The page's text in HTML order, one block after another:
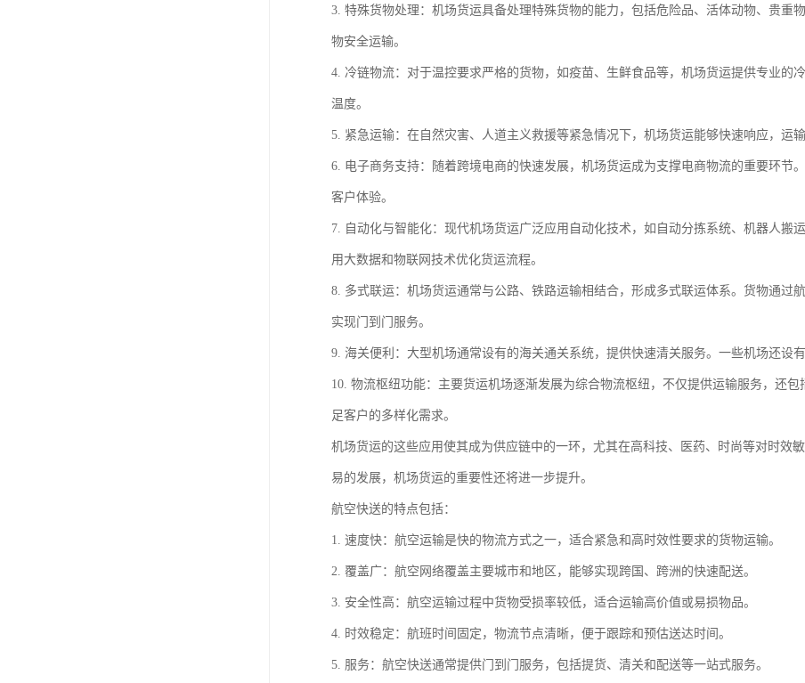
3. 特殊货物处理：机场货运具备处理特殊货物的能力，包括危险品、活体动物、贵重
物安全运输。
4. 冷链物流：对于温控要求严格的货物，如疫苗、生鲜食品等，机场货运提供专业的
温度。
5. 紧急运输：在自然灾害、人道主义救援等紧急情况下，机场货运能够快速响应，运
6. 电子商务支持：随着跨境电商的快速发展，机场货运成为支撑电商物流的重要环节
客户体验。
7. 自动化与智能化：现代机场货运广泛应用自动化技术，如自动分拣系统、机器人搬
用大数据和物联网技术优化货运流程。
8. 多式联运：机场货运通常与公路、铁路运输相结合，形成多式联运体系。货物通过
实现门到门服务。
9. 海关便利：大型机场通常设有的海关通关系统，提供快速清关服务。一些机场还设
10. 物流枢纽功能：主要货运机场逐渐发展为综合物流枢纽，不仅提供运输服务，还
足客户的多样化需求。
机场货运的这些应用使其成为供应链中的一环，尤其在高科技、医药、时尚等对时效
易的发展，机场货运的重要性还将进一步提升。
航空快送的特点包括：
1. 速度快：航空运输是快的物流方式之一，适合紧急和高时效性要求的货物运输。
2. 覆盖广：航空网络覆盖主要城市和地区，能够实现跨国、跨洲的快速配送。
3. 安全性高：航空运输过程中货物受损率较低，适合运输高价值或易损物品。
4. 时效稳定：航班时间固定，物流节点清晰，便于跟踪和预估送达时间。
5. 服务：航空快送通常提供门到门服务，包括提货、清关和配送等一站式服务。